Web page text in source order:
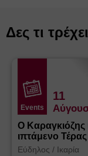
Δες τι
Events
11
Ο Καραγκιόζης
ιπτάμενο Τέρας
Εύδηλος / Ικαρία